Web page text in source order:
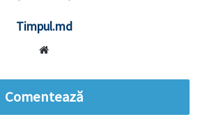
Timpul.md
Comentează